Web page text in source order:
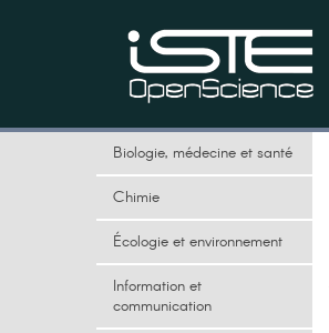
Biologie, médecine et santé
Chimie
Écologie et environnement
Information et
communication